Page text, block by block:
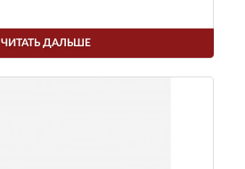
ЧИТАТЬ ДАЛЬШЕ